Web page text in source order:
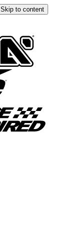
Skip to content